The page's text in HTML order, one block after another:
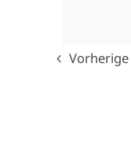
Vorherige